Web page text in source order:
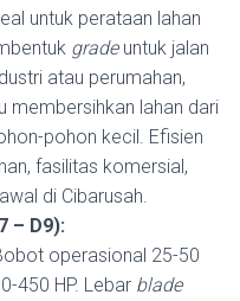
untuk perataan lahan
gradeuntuk jalan
atau perumahan,
membersihkan lahan dari
pohon kecil. Efisien
fasilitas komersial,
di Cibarusah.
– D9):
operasional 25-50
450 HP. Lebar blade